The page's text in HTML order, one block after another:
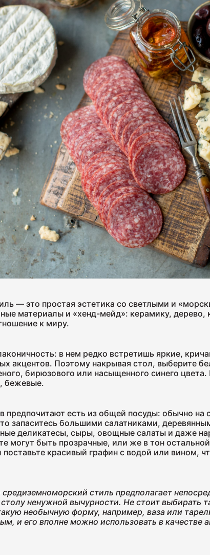
— это простая эстетика со светлыми и
материалы и «хенд-мейд»: керамику,
к миру.
в нем редко встретишь яркие,
акцентов. Поэтому накрывая стол, выберите
бирюзового или насыщенного синего
бежевые.
есть из общей посуды: обычно
запаситесь большими салатниками,
деликатесы, сыры, овощные салаты и даже
могут быть прозрачные, или же в тон
красивый графин с водой или вином,
стиль предполагает
ненужной вычурности. Не стоит выбирать
необычную форму, например, ваза или
и его вполне можно использовать в качестве